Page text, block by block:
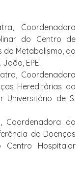
Coordenadora
do Centro de
do Metabolismo, do
EPE.
Coordenadora
Hereditárias do
Universitário de S.
Coordenadora do
de Doenças
Centro Hospitalar